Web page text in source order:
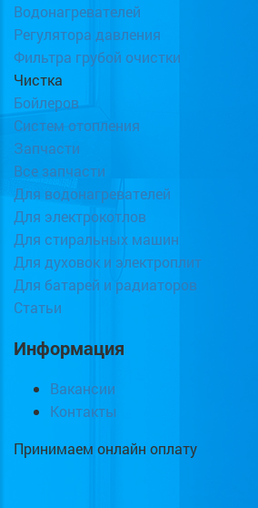
Водонагревателей
Регулятора давления
Фильтра грубой очистки
Чистка
Бойлеров
Систем отопления
Запчасти
Все запчасти
Для водонагревателей
Для электрокотлов
Для стиральных машин
Для духовок и электроплит
Для батарей и радиаторов
Статьи
Информация
Вакансии
Контакты
Принимаем онлайн оплату